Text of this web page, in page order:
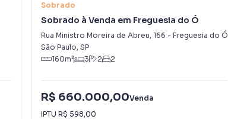
Sobrado
Sobrado à Venda em Freguesia do Ó
Rua Ministro Moreira de Abreu, 166 - Freguesia do Ó
São Paulo, SP
160m² 3 2 2
R$ 660.000,00Venda
IPTU R$ 598,00